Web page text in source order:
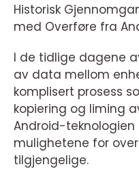
Historisk
med Overføre fra
I de tidlige dagene
av data mellom
komplisert prosess
kopiering og liming
Android-teknologien
mulighetene for
tilgjengelige.